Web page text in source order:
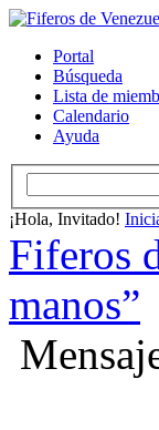
Portal
Búsqueda
Lista de
Calendario
Ayuda
¡Hola, Invitado!
Fiferos
manos”